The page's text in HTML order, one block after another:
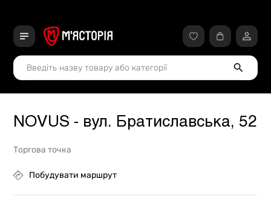
NOVUS - вул. Братиславська, 52
Торгова точка
Побудувати маршрут